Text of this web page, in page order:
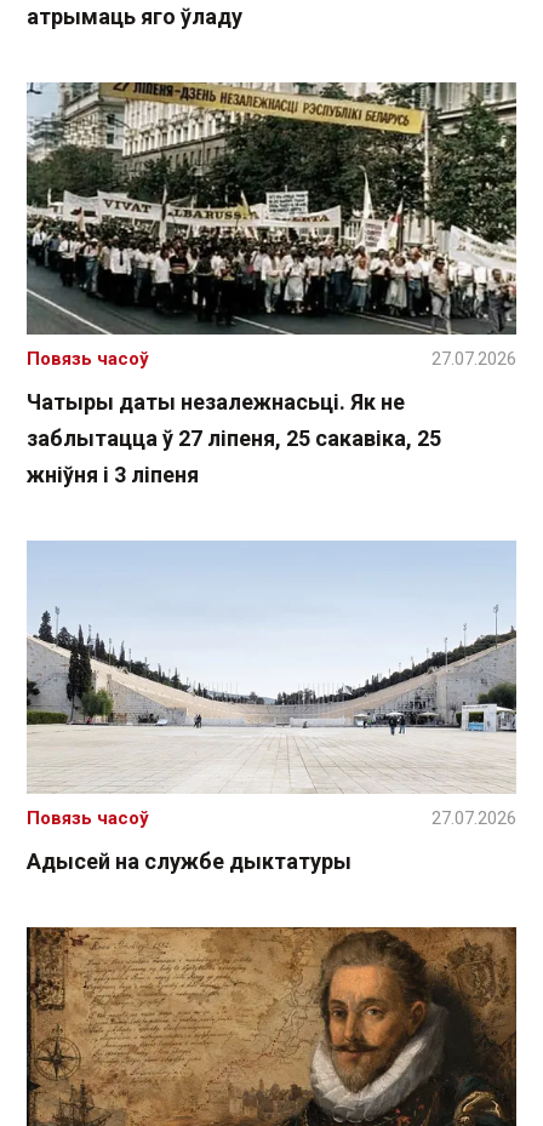
атрымаць яго ўладу
Чатыры даты незалежнасьці. Як не
заблытацца ў 27 ліпеня, 25 сакавіка, 25
жніўня і 3 ліпеня
Повязь часоў 27.07.2026
Адысей на службе дыктатуры
Повязь часоў 27.07.2026